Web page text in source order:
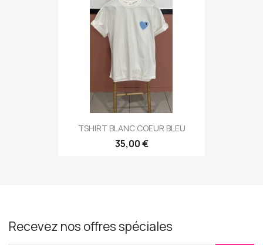
TSHIRT BLANC COEUR BLEU
35,00 €
Recevez nos offres spéciales